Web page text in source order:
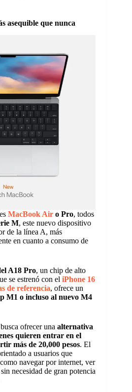
asequible que nunca
MacBook Air o Pro, todos
M, este nuevo dispositivo
de la línea A, más
en cuanto a consumo de
A18 Pro, un chip de alto
se estrenó con el iPhone 16
de referencia, ofrece un
M1 o incluso al nuevo M4
ofrecer una alternativa
quieren entrar en el
más de 20,000 pesos. El
a usuarios que
navegar por internet, ver
necesidad de gran potencia